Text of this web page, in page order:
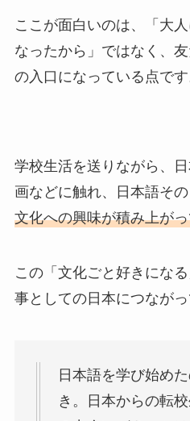
ここが面白いのは、「大
なったから」ではなく、
の入口になっている点です
学校生活を送りながら、
画などに触れ、日本語その
文化への興味が積み上が
この「文化ごと好きにな
事としての日本につながっ
日本語を学び始め
き。日本からの転